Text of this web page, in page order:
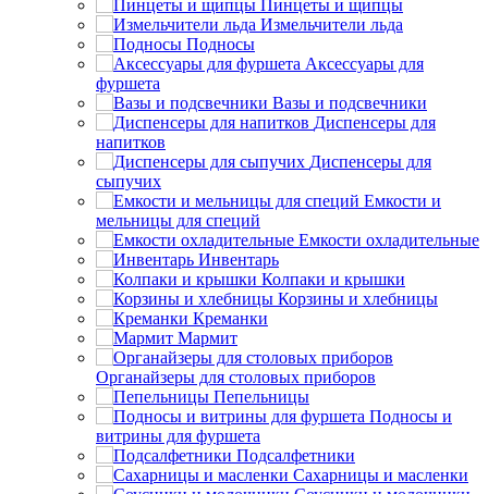
Пинцеты и щипцы
Измельчители льда
Подносы
Аксессуары для
фуршета
Вазы и подсвечники
Диспенсеры для
напитков
Диспенсеры для
сыпучих
Емкости и
мельницы для специй
Емкости охладительные
Инвентарь
Колпаки и крышки
Корзины и хлебницы
Креманки
Мармит
Органайзеры для столовых приборов
Пепельницы
Подносы и
витрины для фуршета
Подсалфетники
Сахарницы и масленки